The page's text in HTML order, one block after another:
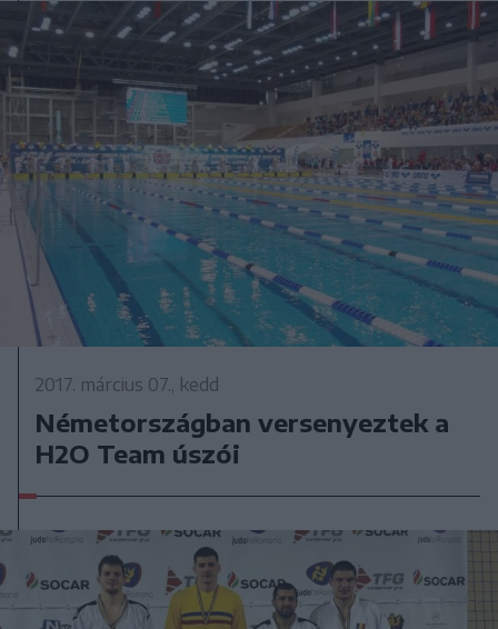
2017. március 07., kedd
Németországban versenyeztek a
H2O Team úszói